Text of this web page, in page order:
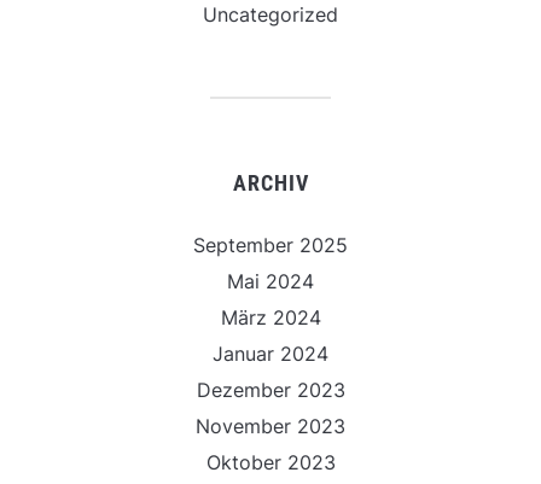
Uncategorized
ARCHIV
September 2025
Mai 2024
März 2024
Januar 2024
Dezember 2023
November 2023
Oktober 2023